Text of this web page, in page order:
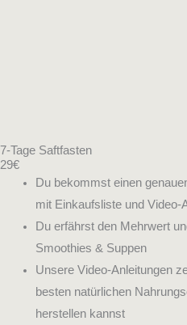
7-Tage Saftfasten
29€
Du bekommst einen
mit Einkaufsliste und Video-
Du erfährst den Mehrwert
Smoothies & Suppen
Unsere Video-Anleitungen
besten natürlichen
herstellen kannst